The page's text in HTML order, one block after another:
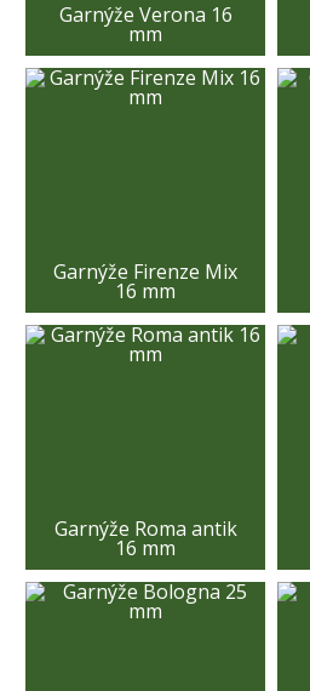
Garnýže Verona 16
mm
Garnýže Firenze Mix
16 mm
Garnýže Roma antik
16 mm